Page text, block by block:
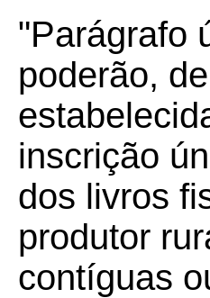
"Parágrafo
poderão,
inscrição
dos livros
produtor
contíguas